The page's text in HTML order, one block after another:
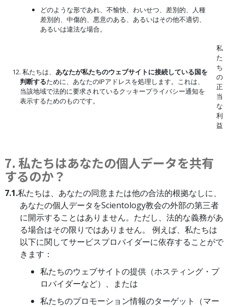
どのような形であれ、不愉快、わいせつ、差別的、人種
差別的、中傷的、悪意のある、あるいはその他不適切、
あるいは違法な場合。
12. 私たちは、 あなたが私たちのウェブサイトに接続している国を
判断するために、あなたのIPアドレスを処理します。これは、
当該地域で法的に要求されているクッキープライバシー通知を
表示するためのものです。
私
た
ち
の
正
当
な
利
益
7. 私たちはあなたの個人データを共有
するのか？
7.1.私たちは、あなたの同意または他の合法的根拠なしに、
あなたの個人データをScientology教会の外部の第三者
に開示することはありません。ただし、法的な義務があ
る場合はその限りではありません。 例えば、私たちは
以下に関してサービスプロバイダーに依存することがで
きます：
私たちのウェブサイトの提供（ホスティング・プ
ロバイダーなど）、または
私たちのプロモーション情報のターゲット（マー